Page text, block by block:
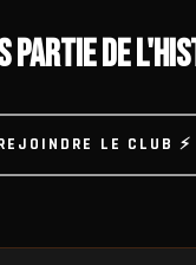
PARTIE DE
LE CLUB ⚡